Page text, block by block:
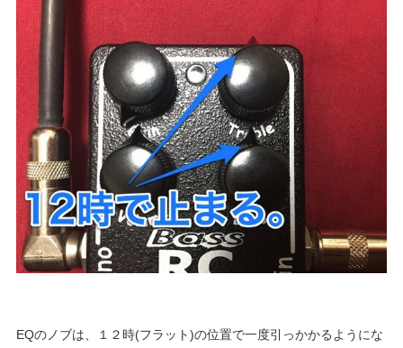
EQのノブは、１２時(フラット)の位置で一度引っかかるようにな